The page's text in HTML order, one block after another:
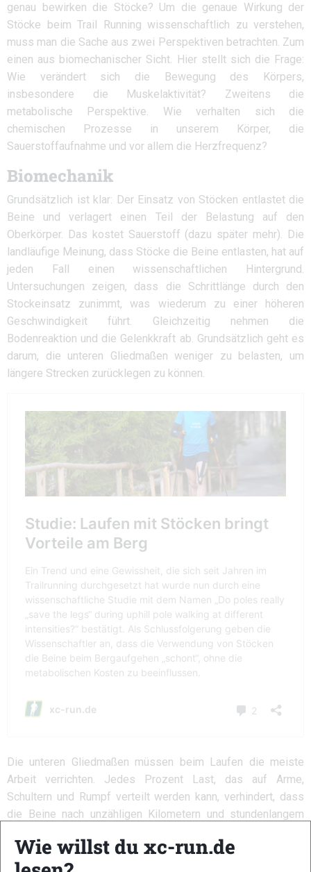
genau bewirken die Stöcke? Um die genaue Wirkung der
Stöcke beim Trail Running wissenschaftlich zu verstehen,
muss man die Sache aus zwei Perspektiven betrachten. Zum
einen aus biomechanischer Sicht. Hier stellt sich die Frage:
Wie verändert sich die Bewegung des Körpers,
insbesondere die Muskelaktivität? Zweitens die
metabolische Perspektive. Wie verhalten sich die
chemischen Prozesse in unserem Körper, die
Sauerstoffaufnahme und vor allem die Herzfrequenz?
Biomechanik
Grundsätzlich ist klar: Der Einsatz von Stöcken entlastet die
Beine und verlagert einen Teil der Belastung auf den
Oberkörper. Das kostet Sauerstoff (dazu später mehr). Die
landläufige Meinung, dass Stöcke die Beine entlasten, hat auf
jeden Fall einen wissenschaftlichen Hintergrund.
Untersuchungen zeigen, dass die Schrittlänge durch den
Stockeinsatz zunimmt, was wiederum zu einer höheren
Geschwindigkeit führt. Gleichzeitig nehmen die
Bodenreaktion und die Gelenkkraft ab. Grundsätzlich geht es
darum, die unteren Gliedmaßen weniger zu belasten, um
längere Strecken zurücklegen zu können.
Die unteren Gliedmaßen müssen beim Laufen die meiste
Arbeit verrichten. Jedes Prozent Last, das auf Arme,
Schultern und Rumpf verteilt werden kann, verhindert, dass
die Beine nach unzähligen Kilometern und stundenlangem
Stoffwechsel
Wie willst du xc-run.de